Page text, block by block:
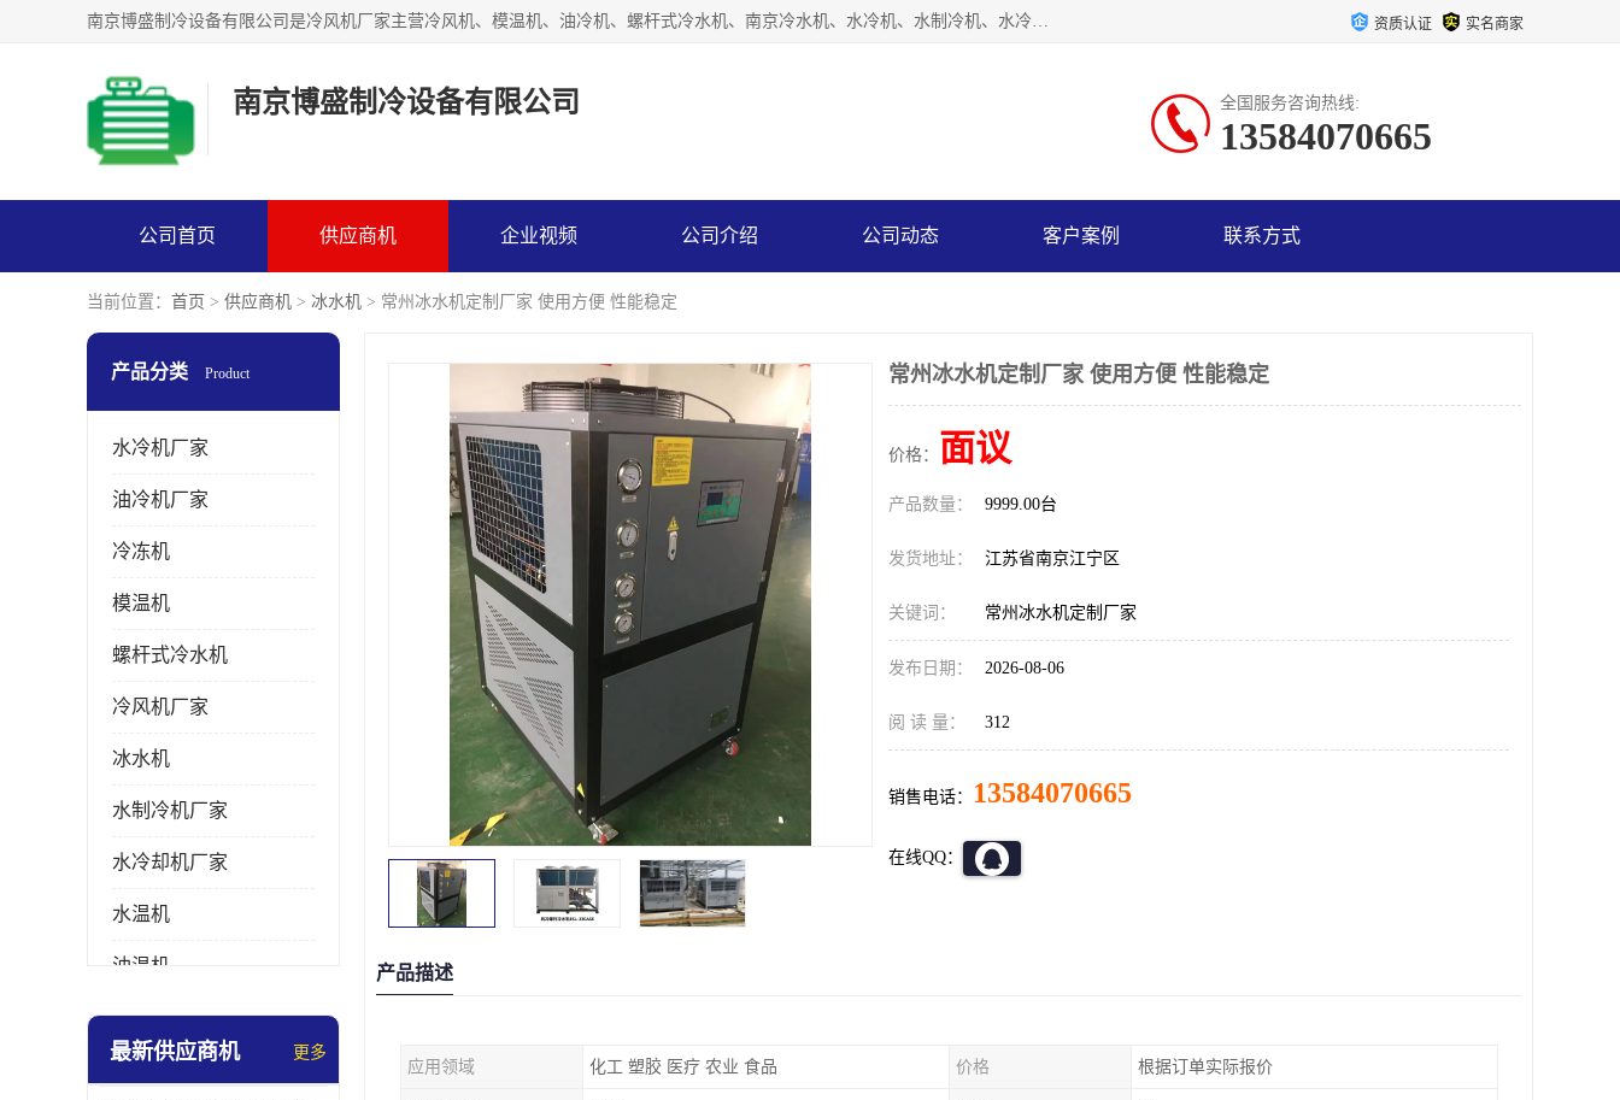
南京博盛制冷设备有限公司是冷风机厂家主营冷风机、模温机、油冷机、螺杆式冷水机、南京冷水机、水冷机、水制冷机、水冷却机、油冷却机等；凭借多年的制作经验、优秀的技术、优秀的产品质量诚信的经营理念，以一流的品质，实在的价格，在行业内享有较高的声誉。 资质认证 实名商家
南京博盛制冷设备有限公司 全国服务咨询热线:
13584070665
公司首页 供应商机 企业视频 公司介绍 公司动态 客户案例 联系方式
当前位置： 首页 > 供应商机 > 冰水机 > 常州冰水机定制厂家 使用方便 性能稳定
产品分类 Product
水冷机厂家
油冷机厂家
冷冻机
模温机
螺杆式冷水机
冷风机厂家
冰水机
水制冷机厂家
水冷却机厂家
水温机
油温机
冰热一体机
最新供应商机 更多
常州冰水机定制厂家 使用方便 性能稳定
价格： 面议
产品数量： 9999.00台
发货地址： 江苏省南京江宁区
关键词： 常州冰水机定制厂家
发布日期： 2026-08-06
阅 读 量： 312
销售电话： 13584070665
在线QQ：
产品描述
应用领域 化工 塑胶 医疗 农业 食品 价格 根据订单实际报价